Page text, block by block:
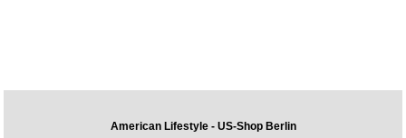
American Lifestyle - US-Shop Berlin